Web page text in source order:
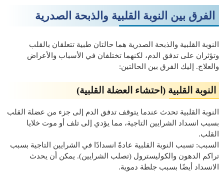
الفرق بين النوبة القلبية والذبحة الصدرية
النوبة القلبية والذبحة الصدرية هما حالتان طبية تتعلقان بالقلب
وتؤثران على تدفق الدم، لكنهما تختلفان في الأسباب والأعراض
والعلاج. إليك الفرق بين الحالتين:
النوبة القلبية (احتشاء العضلة القلبية)
النوبة القلبية تحدث عندما يتوقف تدفق الدم إلى جزء من عضلة القلب
بسبب انسداد الشرايين التاجية، مما يؤدي إلى تلف أو موت خلايا
القلب.
السبب: تسبب النوبة القلبية عادةً انسدادًا في الشرايين التاجية بسبب
تراكم الدهون والكوليسترول (تصلب الشرايين). يمكن أن يحدث
الانسداد أيضًا بسبب جلطة دموية.